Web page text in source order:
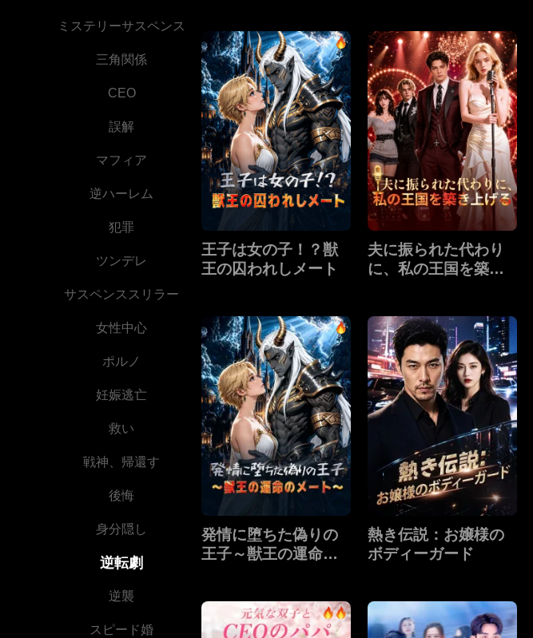
ミステリーサスペンス
三角関係
CEO
誤解
マフィア
逆ハーレム
犯罪
ツンデレ
サスペンススリラー
女性中心
ポルノ
妊娠逃亡
救い
戦神、帰還す
後悔
身分隠し
逆転劇
逆襲
スピード婚
王子は女の子！？獣
王の囚われしメート
夫に振られた代わり
に、私の王国を築き
発情に堕ちた偽りの
王子～獣王の運命の
熱き伝説：お嬢様の
ボディーガード